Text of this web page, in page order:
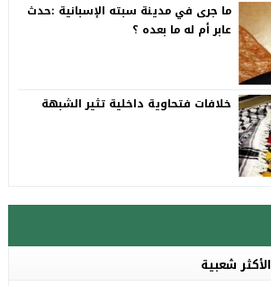
ما جرى في مدينة سبته الإسبانية :حدث
عابر أم له ما بعده ؟
خلافات فتحاوية داخلية تثير الشبهة
الأكثر شعبية